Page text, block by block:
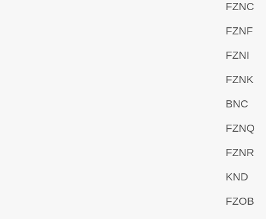
FZNC
FZNF
FZNI
FZNK
BNC
FZNQ
FZNR
KND
FZOB